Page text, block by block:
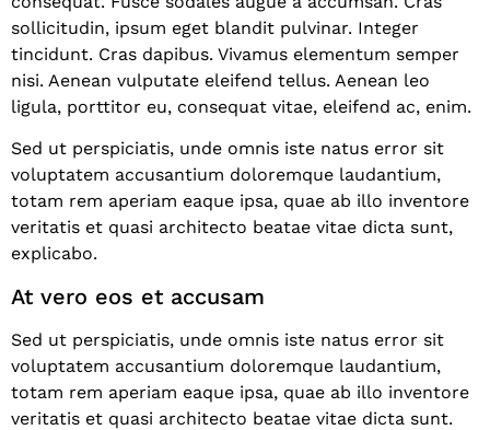
sollicitudin, ipsum eget blandit pulvinar. Integer
tincidunt. Cras dapibus. Vivamus elementum semper
nisi. Aenean vulputate eleifend tellus. Aenean leo
ligula, porttitor eu, consequat vitae, eleifend ac, enim.
Sed ut perspiciatis, unde omnis iste natus error sit
voluptatem accusantium doloremque laudantium,
totam rem aperiam eaque ipsa, quae ab illo inventore
veritatis et quasi architecto beatae vitae dicta sunt,
explicabo.
At vero eos et accusam
Sed ut perspiciatis, unde omnis iste natus error sit
voluptatem accusantium doloremque laudantium,
totam rem aperiam eaque ipsa, quae ab illo inventore
veritatis et quasi architecto beatae vitae dicta sunt.